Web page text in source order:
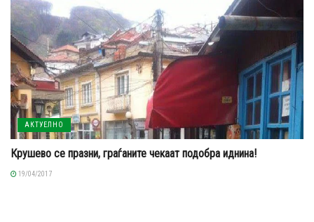
АКТУЕЛНО
Крушево се празни, граѓаните чекаат подобра иднина!
19/04/2017